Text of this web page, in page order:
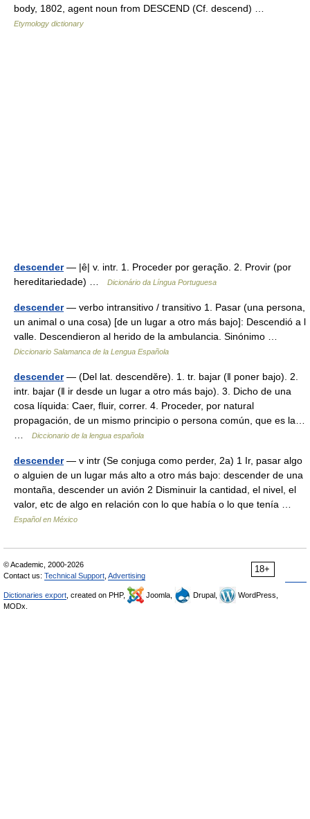
body, 1802, agent noun from DESCEND (Cf. descend) …
Etymology dictionary
descender— |ê| v. intr. 1. Proceder por geração. 2. Provir (por
hereditariedade) …
Dicionário da Língua Portuguesa
descender— verbo intransitivo / transitivo 1. Pasar (una persona,
un animal o una cosa) [de un lugar a otro más bajo]: Descendió a l
valle. Descendieron al herido de la ambulancia. Sinónimo …
Diccionario Salamanca de la Lengua Española
descender— (Del lat. descendĕre). 1. tr. bajar (ǁ poner bajo). 2.
intr. bajar (ǁ ir desde un lugar a otro más bajo). 3. Dicho de una
cosa líquida: Caer, fluir, correr. 4. Proceder, por natural
propagación, de un mismo principio o persona común, que es la…
Diccionario de la lengua española
descender— v intr (Se conjuga como perder, 2a) 1 Ir, pasar algo
o alguien de un lugar más alto a otro más bajo: descender de una
montaña, descender un avión 2 Disminuir la cantidad, el nivel, el
valor, etc de algo en relación con lo que había o lo que tenía …
Español en México
18+
© Academic, 2000-2026
Contact us: Technical Support Advertising
Dictionaries export , created on PHP, Joomla, Drupal,
WordPress,
MODx.